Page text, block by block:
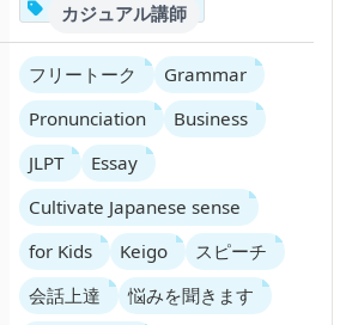
カジュアル講師
フリートーク
Grammar
Pronunciation
Business
JLPT
Essay
Cultivate Japanese sense
for Kids
Keigo
スピーチ
会話上達
悩みを聞きます